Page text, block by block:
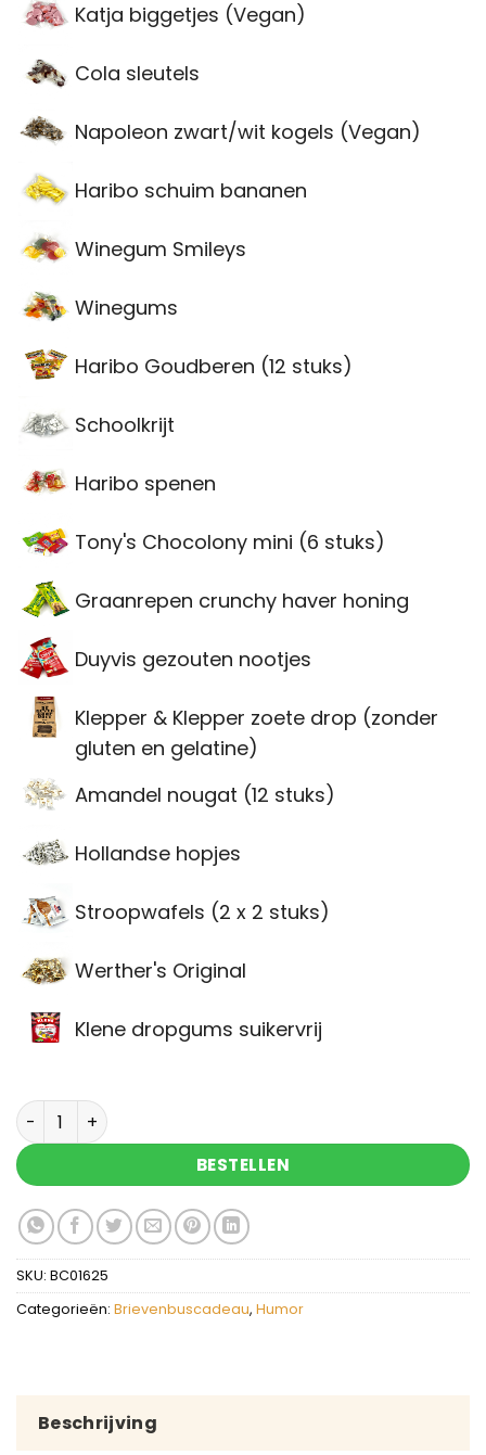
Katja biggetjes (Vegan)
Cola sleutels
Napoleon zwart/wit kogels (Vegan)
Haribo schuim bananen
Winegum Smileys
Winegums
Haribo Goudberen (12 stuks)
Schoolkrijt
Haribo spenen
Tony's Chocolony mini (6 stuks)
Graanrepen crunchy haver honing
Duyvis gezouten nootjes
Klepper & Klepper zoete drop (zonder
gluten en gelatine)
Amandel nougat (12 stuks)
Hollandse hopjes
Stroopwafels (2 x 2 stuks)
Werther's Original
Klene dropgums suikervrij
Brievenbuscadeau Kiek's aantal
BESTELLEN
SKU: BC01625
Categorieën: Brievenbuscadeau, Humor
Beschrijving